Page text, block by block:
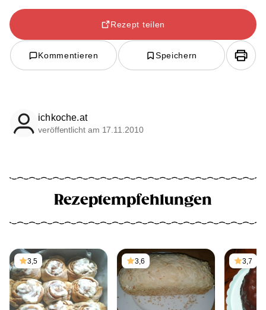
Rezept teilen
Kommentieren Speichern
ichkoche.at
veröffentlicht am 17.11.2010
Rezeptempfehlungen
3,5 3,6 3,7